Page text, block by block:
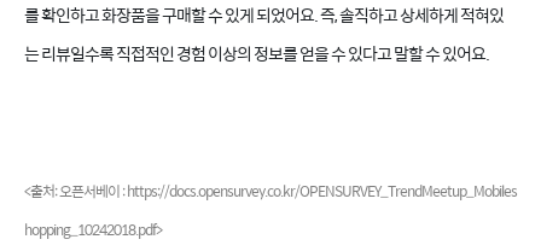
를 확인하고 화장품을 구매할 수 있게 되었어요. 즉, 솔직하고 상세하게 적혀있
는 리뷰일수록 직접적인 경험 이상의 정보를 얻을 수 있다고 말할 수 있어요.
<출처: 오픈서베이 : https://docs.opensurvey.co.kr/OPENSURVEY_TrendMeetup_Mobiles
hopping_10242018.pdf>